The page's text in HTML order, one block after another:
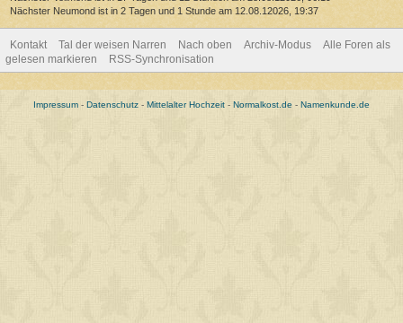
Nächster Neumond ist in 2 Tagen und 1 Stunde am 12.08.12026, 19:37
Kontakt Tal der weisen Narren Nach oben Archiv-Modus
Alle Foren als
gelesen markieren
RSS-Synchronisation
Impressum - Datenschutz - Mittelalter Hochzeit - Normalkost.de - Namenkunde.de